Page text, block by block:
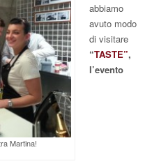
Martina!
abbiamo
avuto modo
di visitare
“TASTE”,
l’evento